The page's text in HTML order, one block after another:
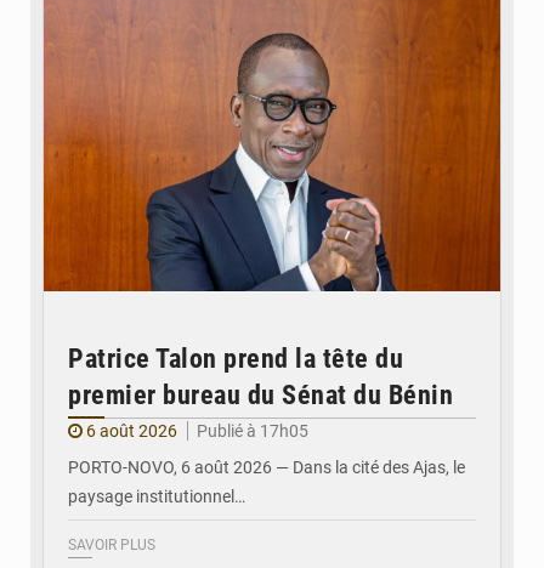
Patrice Talon prend la tête du
premier bureau du Sénat du Bénin
6 août 2026
Publié à 17h05
PORTO-NOVO, 6 août 2026 — Dans la cité des Ajas, le
paysage institutionnel…
SAVOIR PLUS